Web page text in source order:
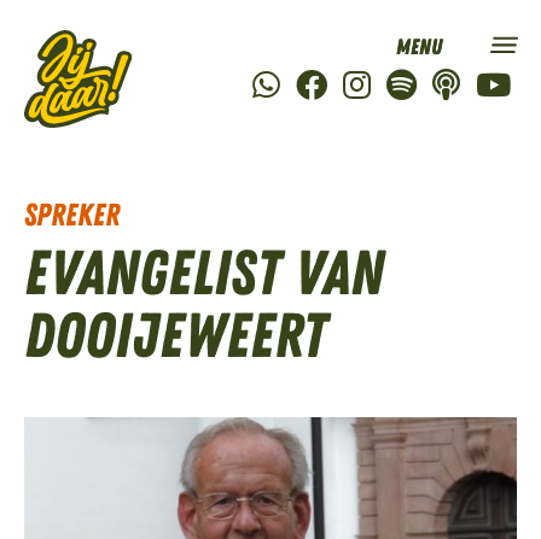
Spreker
Evangelist Van
Dooijeweert